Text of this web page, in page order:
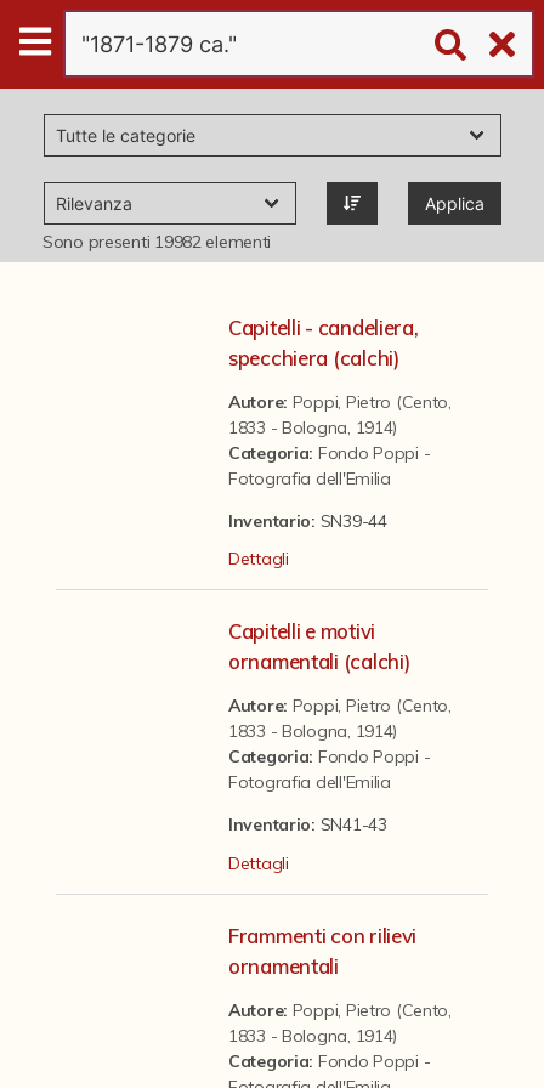
Digital
Humanities
Donazioni
Pubblicazioni
Il progetto Digital Humanities
Applica
Sono presenti 19982 elementi
Capitelli - candeliera,
specchiera (calchi)
Autore: Poppi, Pietro (Cento,
1833 - Bologna, 1914)
Categoria: Fondo Poppi -
Fotografia dell'Emilia
Inventario: SN39-44
Dettagli
Capitelli e motivi
ornamentali (calchi)
Autore: Poppi, Pietro (Cento,
1833 - Bologna, 1914)
Categoria: Fondo Poppi -
Fotografia dell'Emilia
Inventario: SN41-43
Dettagli
Frammenti con rilievi
ornamentali
Autore: Poppi, Pietro (Cento,
1833 - Bologna, 1914)
Categoria: Fondo Poppi -